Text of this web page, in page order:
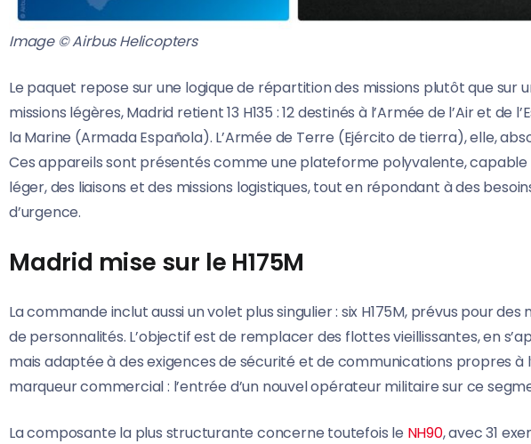
Image © Airbus Helicopters
Le paquet repose sur une logique de répartition des missions plutôt que sur
missions légères, Madrid retient 13 H135 : 12 destinés à l’Armée de l’Air et de
la Marine (Armada Española). L’Armée de Terre (Ejército de tierra), elle,
Ces appareils sont présentés comme une plateforme polyvalente, capable
léger, des liaisons et des missions logistiques, tout en répondant à des
d’urgence.
Madrid mise sur le H175M
La commande inclut aussi un volet plus singulier : six H175M, prévus pour
de personnalités. L’objectif est de remplacer des flottes vieillissantes, en
mais adaptée à des exigences de sécurité et de communications propres à
marqueur commercial : l’entrée d’un nouvel opérateur militaire sur ce
La composante la plus structurante concerne toutefois le NH90, avec 31